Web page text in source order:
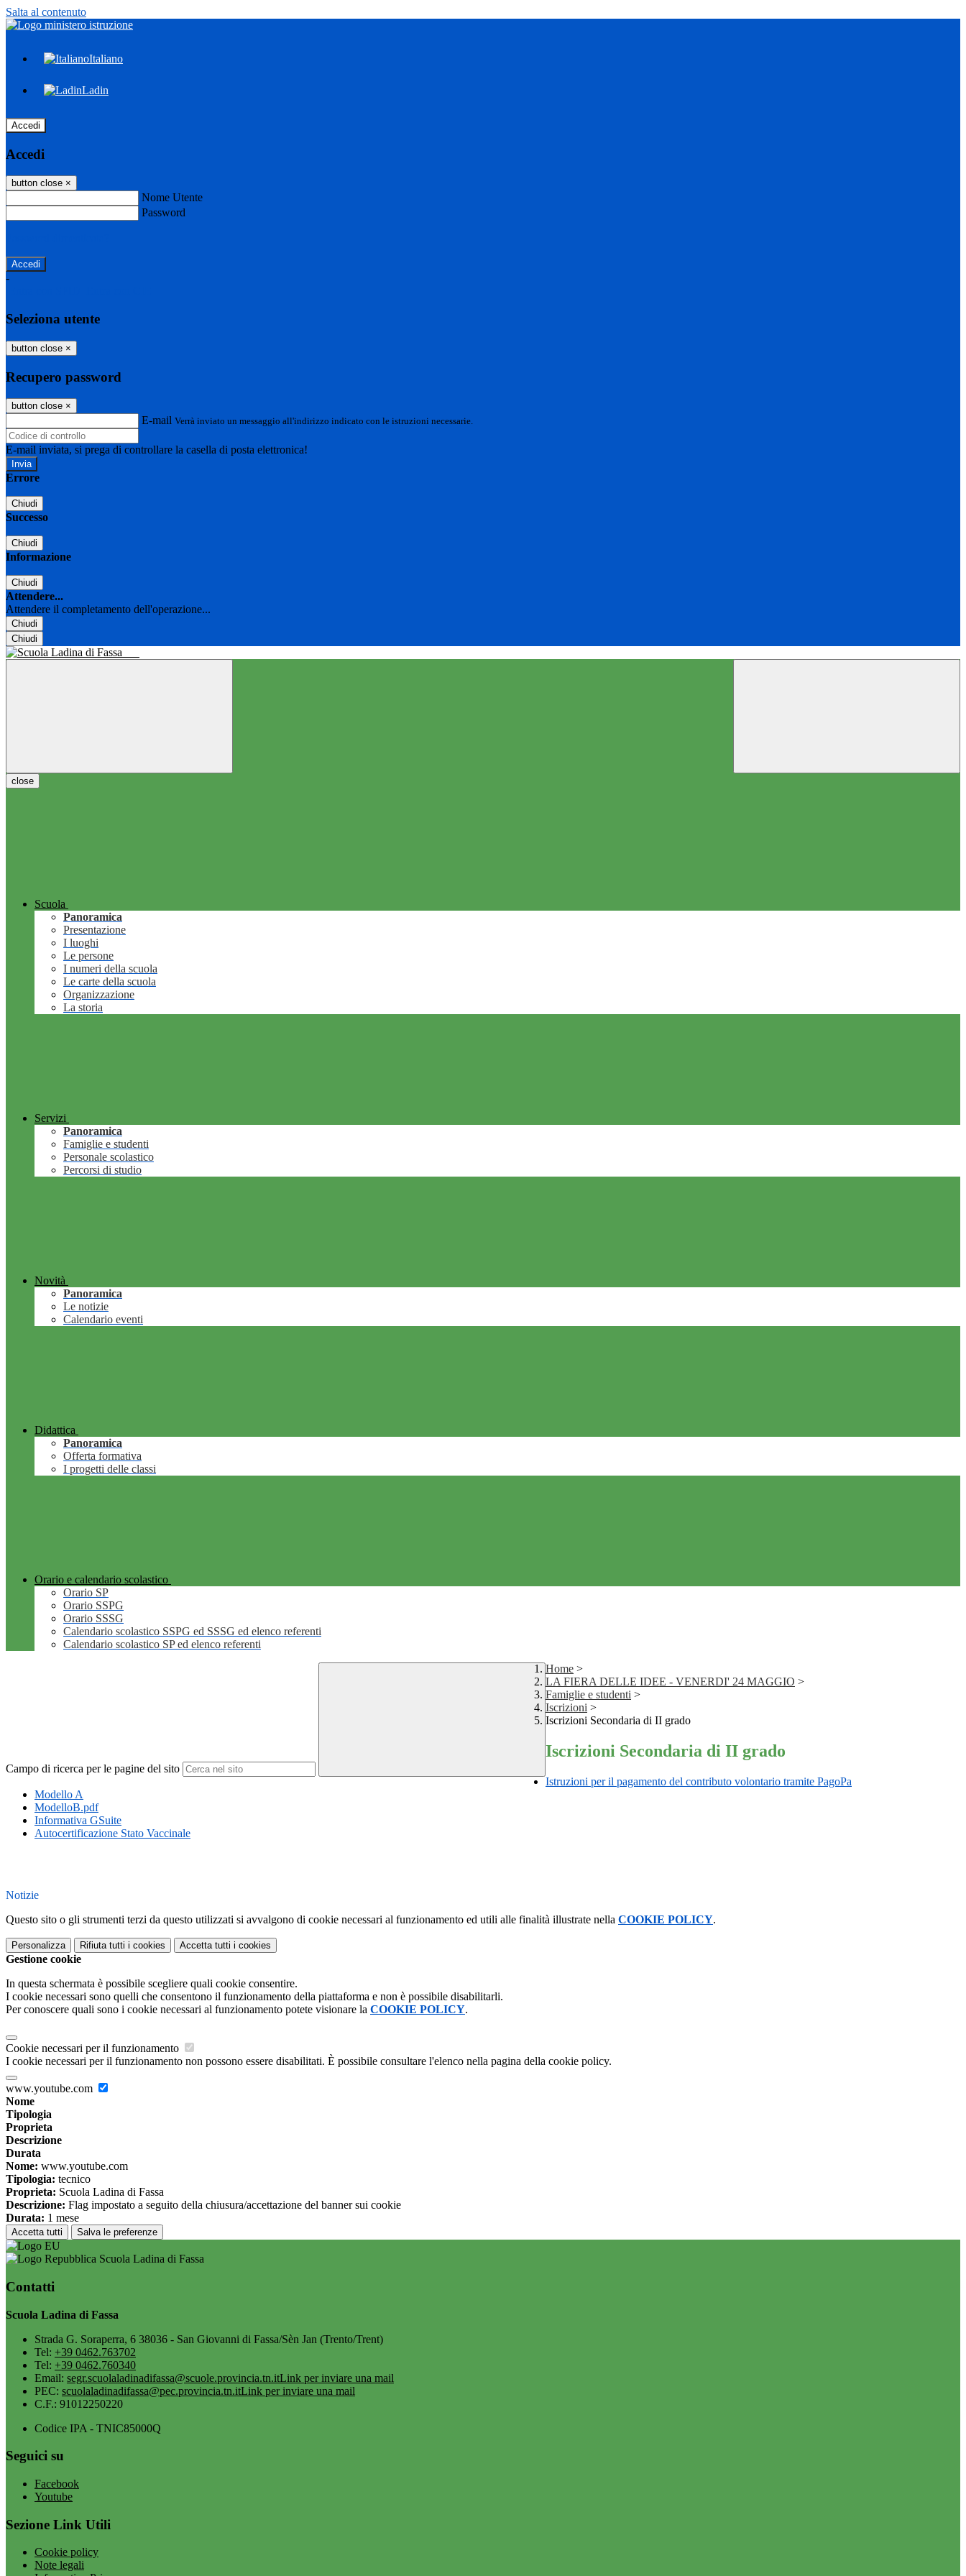
Salta al contenuto
Italiano
Ladin
Accedi
Accedi
button close ×
Nome Utente
Password
-
Seleziona utente
button close ×
Recupero password
button close ×
E-mail Verrà inviato un messaggio all'indirizzo indicato con le istruzioni necessarie.
E-mail inviata, si prega di controllare la casella di posta elettronica!
Errore
Chiudi
Successo
Chiudi
Informazione
Chiudi
Attendere...
Attendere il completamento dell'operazione...
Chiudi
Chiudi
close
Scuola
Panoramica
Presentazione
I luoghi
Le persone
I numeri della scuola
Le carte della scuola
Organizzazione
La storia
Servizi
Panoramica
Famiglie e studenti
Personale scolastico
Percorsi di studio
Novità
Panoramica
Le notizie
Calendario eventi
Didattica
Panoramica
Offerta formativa
I progetti delle classi
Orario e calendario scolastico
Orario SP
Orario SSPG
Orario SSSG
Calendario scolastico SSPG ed SSSG ed elenco referenti
Calendario scolastico SP ed elenco referenti
Campo di ricerca per le pagine del sito
Home >
LA FIERA DELLE IDEE - VENERDI' 24 MAGGIO >
Famiglie e studenti >
Iscrizioni >
Iscrizioni Secondaria di II grado
Iscrizioni Secondaria di II grado
Istruzioni per il pagamento del contributo volontario tramite PagoPa
Modello A
ModelloB.pdf
Informativa GSuite
Autocertificazione Stato Vaccinale
Notizie
Questo sito o gli strumenti terzi da questo utilizzati si avvalgono di cookie necessari al funzionamento ed utili alle finalità illustrate nella COOKIE POLICY.
Personalizza Rifiuta tutti i cookies Accetta tutti i cookies
Gestione cookie
In questa schermata è possibile scegliere quali cookie consentire.
I cookie necessari sono quelli che consentono il funzionamento della piattaforma e non è possibile disabilitarli.
Per conoscere quali sono i cookie necessari al funzionamento potete visionare la COOKIE POLICY.
Cookie necessari per il funzionamento
I cookie necessari per il funzionamento non possono essere disabilitati. È possibile consultare l'elenco nella pagina della cookie policy.
www.youtube.com
Nome
Tipologia
Proprieta
Descrizione
Durata
Nome: www.youtube.com
Tipologia: tecnico
Proprieta: Scuola Ladina di Fassa
Descrizione: Flag impostato a seguito della chiusura/accettazione del banner sui cookie
Durata: 1 mese
Accetta tutti Salva le preferenze
Scuola Ladina di Fassa
Contatti
Scuola Ladina di Fassa
Strada G. Soraperra, 6 38036 - San Giovanni di Fassa/Sèn Jan (Trento/Trent)
Tel: +39 0462.763702
Tel: +39 0462.760340
Email: segr.scuolaladinadifassa@scuole.provincia.tn.itLink per inviare una mail
PEC: scuolaladinadifassa@pec.provincia.tn.itLink per inviare una mail
C.F.: 91012250220
Codice IPA - TNIC85000Q
Seguici su
Facebook
Youtube
Sezione Link Utili
Cookie policy
Note legali